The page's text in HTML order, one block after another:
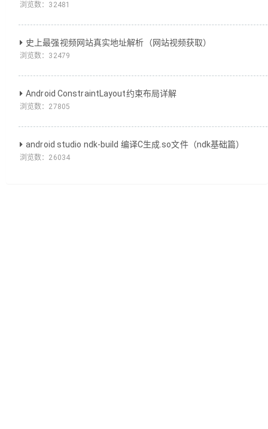
浏览数： 32481
史上最强视频网站真实地址解析（网站视频获取）
浏览数： 32479
Android ConstraintLayout约束布局详解
浏览数： 27805
android studio ndk-build 编译C生成.so文件（ndk基础篇）
浏览数： 26034